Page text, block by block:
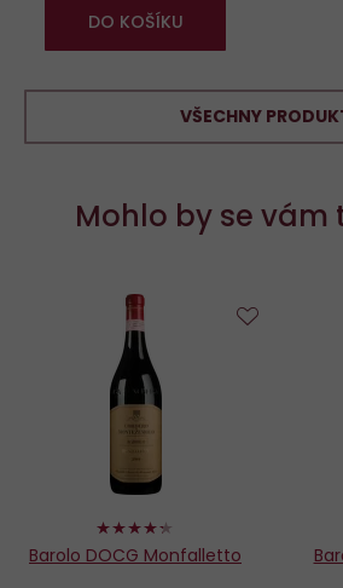
DO KOŠÍKU
VŠECHNY
Mohlo by se vám
86%
Barolo DOCG Monfalletto